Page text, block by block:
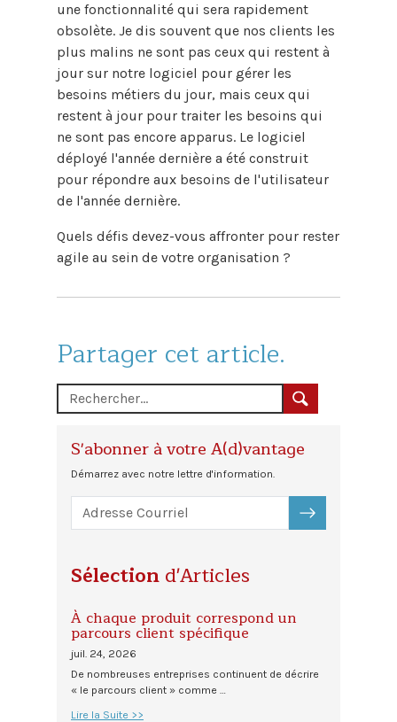
une fonctionnalité qui sera rapidement
obsolète. Je dis souvent que nos clients les
plus malins ne sont pas ceux qui restent à
jour sur notre logiciel pour gérer les
besoins métiers du jour, mais ceux qui
restent à jour pour traiter les besoins qui
ne sont pas encore apparus. Le logiciel
déployé l'année dernière a été construit
pour répondre aux besoins de l'utilisateur
de l'année dernière.
Quels défis devez-vous affronter pour rester
agile au sein de votre organisation ?
Partager cet article.
S'abonner à votre A(d)vantage
Démarrez avec notre lettre d'information.
S'ABONNER
Sélection d'Articles
À chaque produit correspond un
parcours client spécifique
juil. 24, 2026
De nombreuses entreprises continuent de décrire
« le parcours client » comme …
Lire la Suite >>